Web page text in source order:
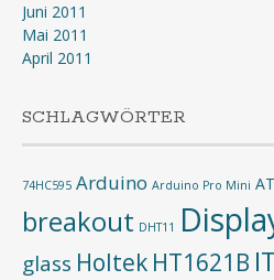
Juni 2011
Mai 2011
April 2011
SCHLAGWÖRTER
74HC595 Arduino Arduino Pro Mini
breakout DHT11
glass Holtek HT1621B